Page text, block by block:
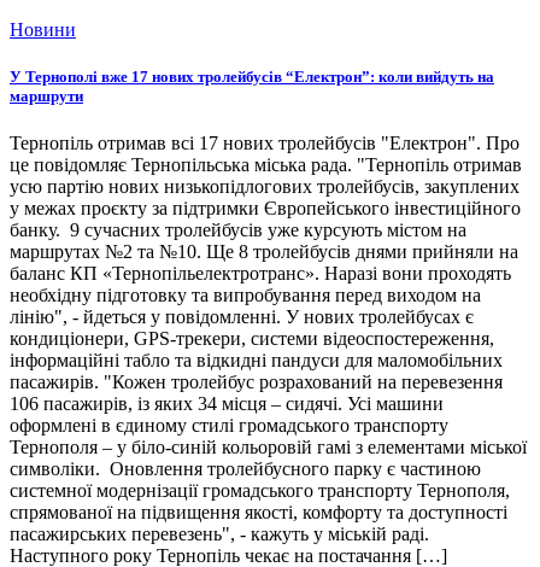
Новини
У Тернополі вже 17 нових тролейбусів “Електрон”: коли вийдуть на
маршрути
Тернопіль отримав всі 17 нових тролейбусів "Електрон". Про
це повідомляє Тернопільська міська рада. "Тернопіль отримав
усю партію нових низькопідлогових тролейбусів, закуплених
у межах проєкту за підтримки Європейського інвестиційного
банку. 9 сучасних тролейбусів уже курсують містом на
маршрутах №2 та №10. Ще 8 тролейбусів днями прийняли на
баланс КП «Тернопільелектротранс». Наразі вони проходять
необхідну підготовку та випробування перед виходом на
лінію", - йдеться у повідомленні. У нових тролейбусах є
кондиціонери, GPS-трекери, системи відеоспостереження,
інформаційні табло та відкидні пандуси для маломобільних
пасажирів. "Кожен тролейбус розрахований на перевезення
106 пасажирів, із яких 34 місця – сидячі. Усі машини
оформлені в єдиному стилі громадського транспорту
Тернополя – у біло-синій кольоровій гамі з елементами міської
символіки. Оновлення тролейбусного парку є частиною
системної модернізації громадського транспорту Тернополя,
спрямованої на підвищення якості, комфорту та доступності
пасажирських перевезень", - кажуть у міській раді.
Наступного року Тернопіль чекає на постачання […]